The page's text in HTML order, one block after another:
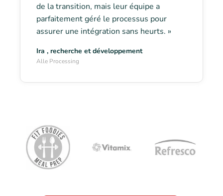
de la transition, mais leur équipe a
parfaitement géré le processus pour
assurer une intégration sans heurts. »
Ira , recherche et développement
Alle Processing